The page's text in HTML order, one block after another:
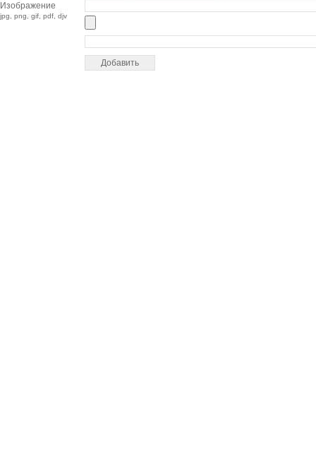
Изображение
jpg, png, gif, pdf, djv